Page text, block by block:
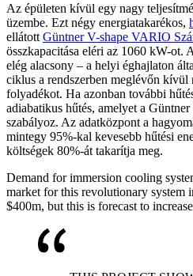
Az épületen kívül egy nagy
üzembe. Ezt négy energiatakarékos,
ellátott Güntner V-shape VARIO
összkapacitása eléri az 1060 kW-ot.
elég alacsony – a helyi éghajlaton
ciklus a rendszerben meglévőn kívül
folyadékot. Ha azonban további
adiabatikus hűtés, amelyet a
szabályoz. Az adatközpont a
mintegy 95%-kal kevesebb hűtési
költségek 80%-át takarítja meg.
Demand for immersion cooling
market for this revolutionary system
$400m, but this is forecast to